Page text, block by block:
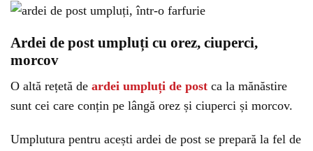
Ardei de post umpluți cu orez, ciuperci,
morcov
O altă rețetă de ardei umpluți de post ca la mănăstire
sunt cei care conțin pe lângă orez și ciuperci și morcov.
Umplutura pentru acești ardei de post se prepară la fel de